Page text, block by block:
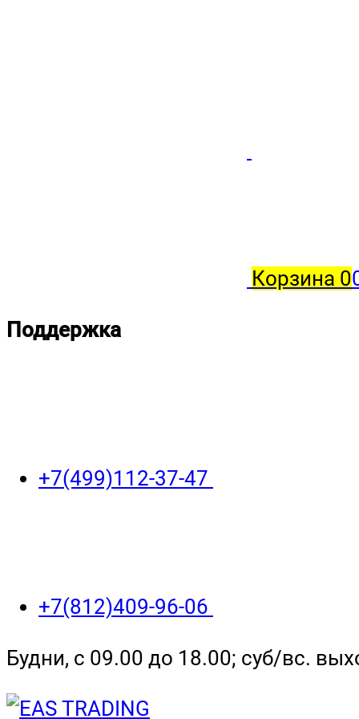
Корзина 0
Поддержка
+7(499)112-37-47
+7(812)409-96-06
Будни, с 09.00 до 18.00; суб/вс.